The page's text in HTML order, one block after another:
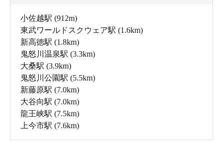
小佐越駅 (912m)
東武ワールドスクウェア駅 (1.6km)
新高徳駅 (1.8km)
鬼怒川温泉駅 (3.3km)
大桑駅 (3.9km)
鬼怒川公園駅 (5.5km)
新藤原駅 (7.0km)
大谷向駅 (7.0km)
龍王峡駅 (7.5km)
上今市駅 (7.6km)